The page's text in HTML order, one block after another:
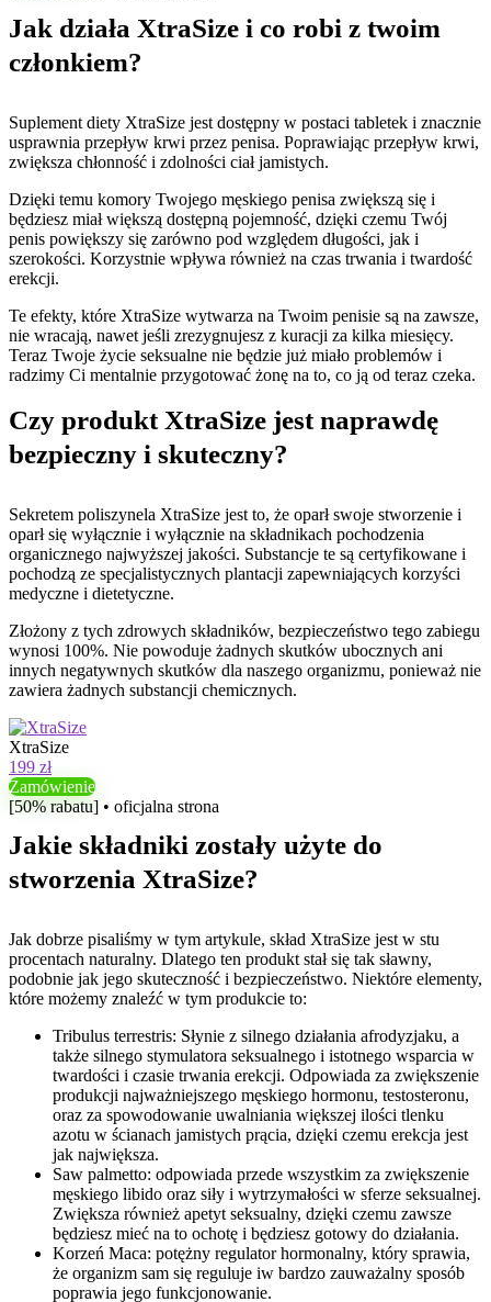
Jak działa XtraSize i co robi z twoim
członkiem?
Suplement diety XtraSize jest dostępny w postaci tabletek i znacznie
usprawnia przepływ krwi przez penisa. Poprawiając przepływ krwi,
zwiększa chłonność i zdolności ciał jamistych.
Dzięki temu komory Twojego męskiego penisa zwiększą się i
będziesz miał większą dostępną pojemność, dzięki czemu Twój
penis powiększy się zarówno pod względem długości, jak i
szerokości. Korzystnie wpływa również na czas trwania i twardość
erekcji.
Te efekty, które XtraSize wytwarza na Twoim penisie są na zawsze,
nie wracają, nawet jeśli zrezygnujesz z kuracji za kilka miesięcy.
Teraz Twoje życie seksualne nie będzie już miało problemów i
radzimy Ci mentalnie przygotować żonę na to, co ją od teraz czeka.
Czy produkt XtraSize jest naprawdę
bezpieczny i skuteczny?
Sekretem poliszynela XtraSize jest to, że oparł swoje stworzenie i
oparł się wyłącznie i wyłącznie na składnikach pochodzenia
organicznego najwyższej jakości. Substancje te są certyfikowane i
pochodzą ze specjalistycznych plantacji zapewniających korzyści
medyczne i dietetyczne.
Złożony z tych zdrowych składników, bezpieczeństwo tego zabiegu
wynosi 100%. Nie powoduje żadnych skutków ubocznych ani
innych negatywnych skutków dla naszego organizmu, ponieważ nie
zawiera żadnych substancji chemicznych.
XtraSize
199 zł
Zamówienie
[50% rabatu] • oficjalna strona
Jakie składniki zostały użyte do
stworzenia XtraSize?
Jak dobrze pisaliśmy w tym artykule, skład XtraSize jest w stu
procentach naturalny. Dlatego ten produkt stał się tak sławny,
podobnie jak jego skuteczność i bezpieczeństwo. Niektóre elementy,
które możemy znaleźć w tym produkcie to:
Tribulus terrestris: Słynie z silnego działania afrodyzjaku, a
także silnego stymulatora seksualnego i istotnego wsparcia w
twardości i czasie trwania erekcji. Odpowiada za zwiększenie
produkcji najważniejszego męskiego hormonu, testosteronu,
oraz za spowodowanie uwalniania większej ilości tlenku
azotu w ścianach jamistych prącia, dzięki czemu erekcja jest
jak największa.
Saw palmetto: odpowiada przede wszystkim za zwiększenie
męskiego libido oraz siły i wytrzymałości w sferze seksualnej.
Zwiększa również apetyt seksualny, dzięki czemu zawsze
będziesz mieć na to ochotę i będziesz gotowy do działania.
Korzeń Maca: potężny regulator hormonalny, który sprawia,
że ​​organizm sam się reguluje iw bardzo zauważalny sposób
poprawia jego funkcjonowanie.